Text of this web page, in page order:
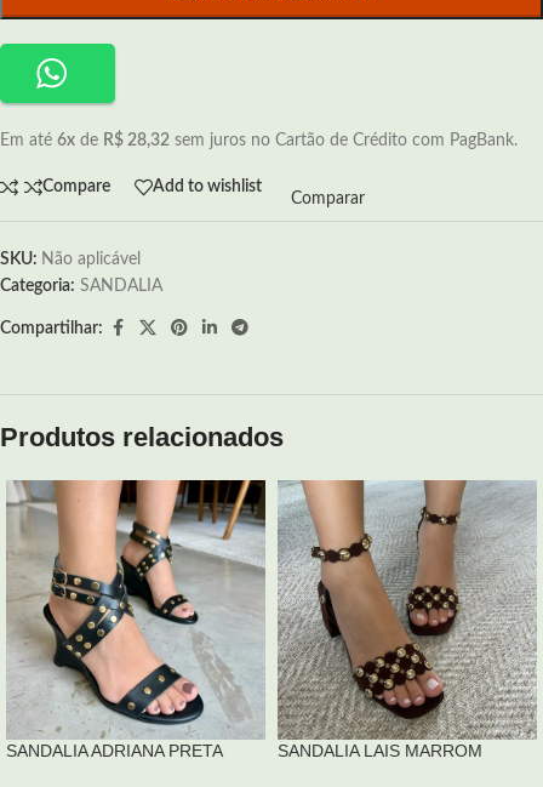
Em até 6x de R$ 28,32 sem juros no Cartão de Crédito com PagBank.
Compare Add to wishlist
Comparar
SKU: Não aplicável
Categoria: SANDALIA
Compartilhar:
Produtos relacionados
SANDALIA ADRIANA PRETA SANDALIA LAIS MARROM